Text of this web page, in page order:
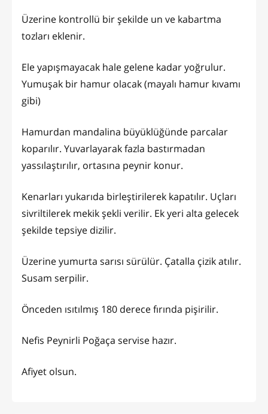
Üzerine kontrollü bir şekilde un ve kabartma
tozları eklenir.
Ele yapışmayacak hale gelene kadar yoğrulur.
Yumuşak bir hamur olacak (mayalı hamur kıvamı
gibi)
Hamurdan mandalina büyüklüğünde parcalar
koparılır. Yuvarlayarak fazla bastırmadan
yassılaştırılır, ortasına peynir konur.
Kenarları yukarıda birleştirilerek kapatılır. Uçları
sivriltilerek mekik şekli verilir. Ek yeri alta gelecek
şekilde tepsiye dizilir.
Üzerine yumurta sarısı sürülür. Çatalla çizik atılır.
Susam serpilir.
Önceden ısıtılmış 180 derece fırında pişirilir.
Nefis Peynirli Poğaça servise hazır.
Afiyet olsun.